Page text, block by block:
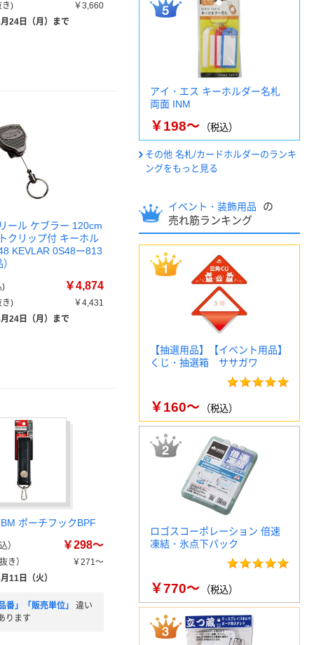
き)
￥3,660
24日（月）まで
ール ケブラー 120cm
クリップ付 キーホル
KEVLAR 0S48ー813
) ￥4,874
き)
￥4,431
24日（月）まで
ポーチフックBPF
） ￥298～
き）
￥271～
11日（火）
番」「販売単位」
違い
ります
アイ・エス キーホルダー名札
両面 INM
￥198～ （税込）
その他 名札/カードホルダーのランキ
ングをもっと見る
イベント・装飾用品
の
売れ筋ランキング
【抽選用品】【イベント用品】
くじ・抽選箱 ササガワ
￥160～ （税込）
ロゴスコーポレーション 倍速
凍結・氷点下パック
￥770～ （税込）